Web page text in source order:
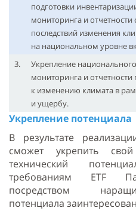
подготовки
мониторинга и
последствий изменения
на национальном уровне
3.
Укрепление
мониторинга и
к изменению климата в
и ущербу.
Укрепление потенциала
В результате
сможет укрепить
технический
требованиям ETF
посредством
потенциала